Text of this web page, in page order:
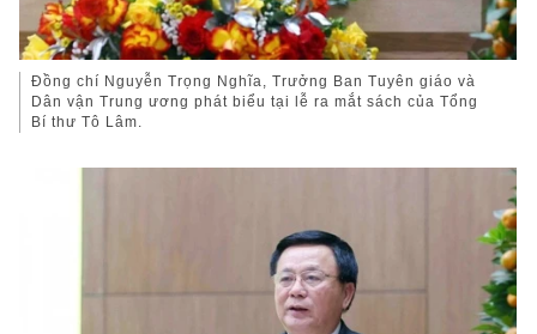
Đồng chí Nguyễn Trọng Nghĩa, Trưởng Ban Tuyên giáo và
Dân vận Trung ương phát biểu tại lễ ra mắt sách của Tổng
Bí thư Tô Lâm.